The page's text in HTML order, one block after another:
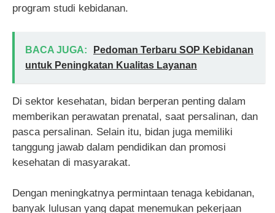
program studi kebidanan.
BACA JUGA:
Pedoman Terbaru SOP Kebidanan
untuk Peningkatan Kualitas Layanan
Di sektor kesehatan, bidan berperan penting dalam
memberikan perawatan prenatal, saat persalinan, dan
pasca persalinan. Selain itu, bidan juga memiliki
tanggung jawab dalam pendidikan dan promosi
kesehatan di masyarakat.
Dengan meningkatnya permintaan tenaga kebidanan,
banyak lulusan yang dapat menemukan pekerjaan